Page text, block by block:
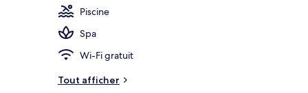
Piscine
Spa
Wi-Fi gratuit
Tout afficher